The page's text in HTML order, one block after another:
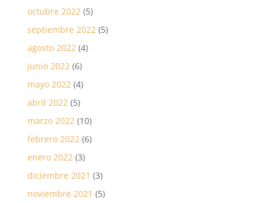
octubre 2022 (5)
septiembre 2022 (5)
agosto 2022 (4)
junio 2022 (6)
mayo 2022 (4)
abril 2022 (5)
marzo 2022 (10)
febrero 2022 (6)
enero 2022 (3)
diciembre 2021 (3)
noviembre 2021 (5)